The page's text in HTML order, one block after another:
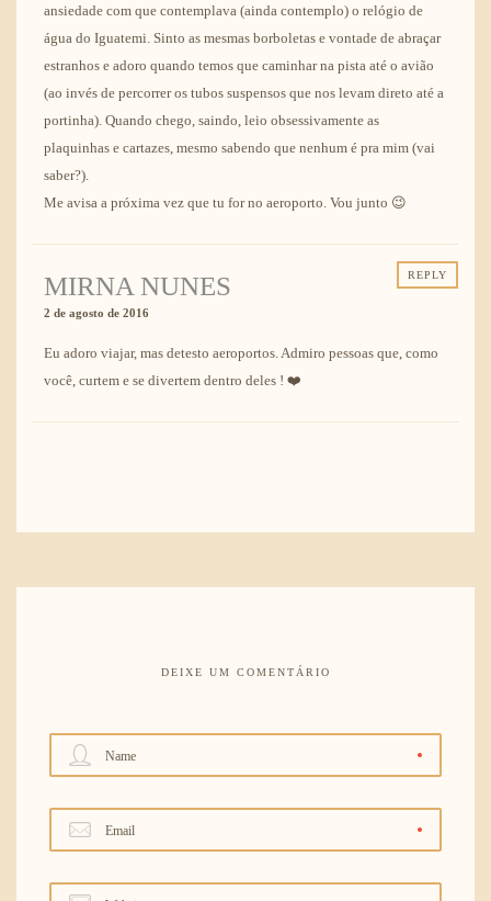
ansiedade com que contemplava (ainda contemplo) o relógio de
água do Iguatemi. Sinto as mesmas borboletas e vontade de abraçar
estranhos e adoro quando temos que caminhar na pista até o avião
(ao invés de percorrer os tubos suspensos que nos levam direto até a
portinha). Quando chego, saindo, leio obsessivamente as
plaquinhas e cartazes, mesmo sabendo que nenhum é pra mim (vai
saber?).
Me avisa a próxima vez que tu for no aeroporto. Vou junto 😉
REPLY
MIRNA NUNES
2 de agosto de 2016
Eu adoro viajar, mas detesto aeroportos. Admiro pessoas que, como
você, curtem e se divertem dentro deles ! ❤️
DEIXE UM COMENTÁRIO
Name
Email